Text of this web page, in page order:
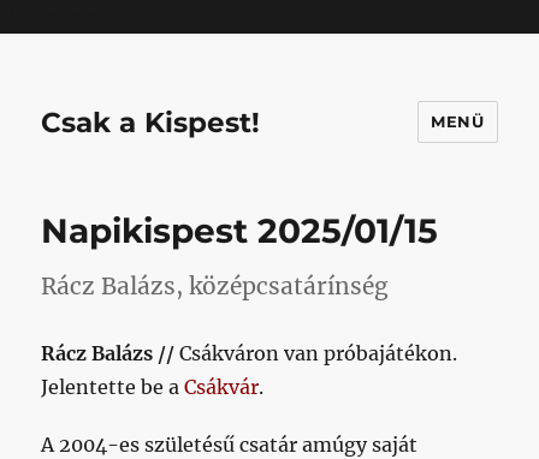
Csak a Kispest! MENÜ
Napikispest 2025/01/15
Rácz Balázs, középcsatárínség
Rácz Balázs //Csákváron van próbajátékon.
Jelentette be aCsákvár.
A 2004-es születésű csatár amúgy saját